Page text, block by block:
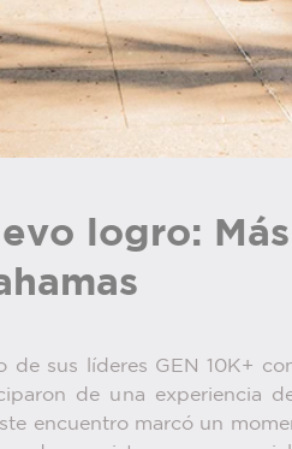
logro:
sus líderes GEN 10K+
de una experiencia
encuentro marcó un